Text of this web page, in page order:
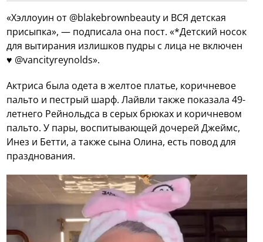
«Хэллоуин от @blakebrownbeauty и ВСЯ детская
присыпка», — подписала она пост. «*Детский носок
для вытирания излишков пудры с лица не включен
♥️ @vancityreynolds».
Актриса была одета в желтое платье, коричневое
пальто и пестрый шарф. Лайвли также показала 49-
летнего Рейнольдса в серых брюках и коричневом
пальто. У пары, воспитывающей дочерей Джеймс,
Инез и Бетти, а также сына Олина, есть повод для
празднования.